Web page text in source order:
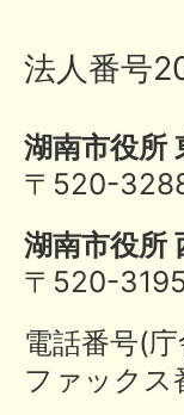
法人番号
湖南市役所
〒520-
湖南市役所
〒520-
電話番号(
ファック